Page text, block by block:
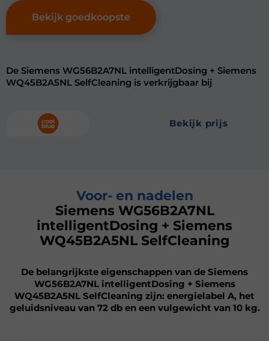
Bekijk goedkoopste
De Siemens WG56B2A7NL intelligentDosing + Siemens
WQ45B2A5NL SelfCleaning is verkrijgbaar bij
bekijk prijs
Voor- en nadelen
Siemens WG56B2A7NL
intelligentDosing + Siemens
WQ45B2A5NL SelfCleaning
De belangrijkste eigenschappen van de Siemens
WG56B2A7NL intelligentDosing + Siemens
WQ45B2A5NL SelfCleaning zijn: energielabel A, het
geluidsniveau van 72 db en een vulgewicht van 10 kg.